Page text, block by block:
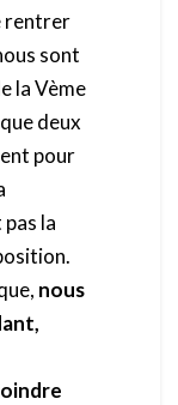
rentrer
sont
la Vème
deux
pour
la
nous